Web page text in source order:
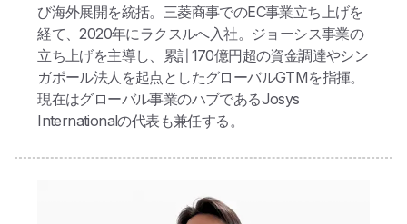
び海外展開を統括。三菱商事でのEC事業立ち上げを
経て、2020年にラクスルへ入社。ジョーシス事業の
立ち上げを主導し、累計170億円超の資金調達やシン
ガポール法人を起点としたグローバルGTMを指揮。
現在はグローバル事業のハブであるJosys
Internationalの代表も兼任する。